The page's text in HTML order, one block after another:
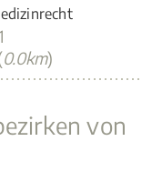
0.0km)
von